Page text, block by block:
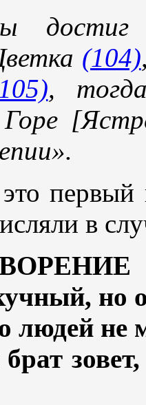
достиг
(104)
,
Горе
первый
в
но
людей не